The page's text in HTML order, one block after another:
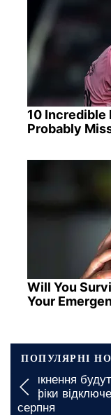
10 Incredible
Probably
Will You
Your
ПОПУЛЯРНІ
будуть
світла